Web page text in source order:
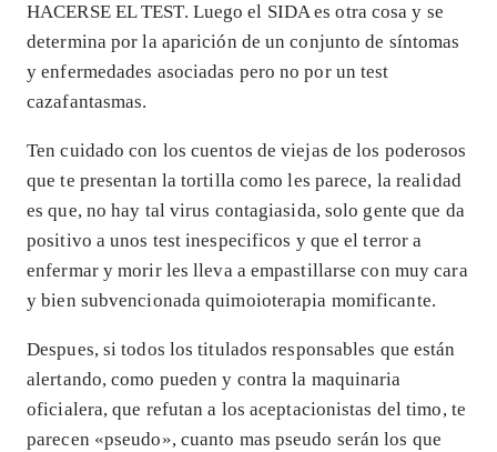
HACERSE EL TEST. Luego el SIDA es otra cosa y se
determina por la aparición de un conjunto de síntomas
y enfermedades asociadas pero no por un test
cazafantasmas.
Ten cuidado con los cuentos de viejas de los poderosos
que te presentan la tortilla como les parece, la realidad
es que, no hay tal virus contagiasida, solo gente que da
positivo a unos test inespecificos y que el terror a
enfermar y morir les lleva a empastillarse con muy cara
y bien subvencionada quimoioterapia momificante.
Despues, si todos los titulados responsables que están
alertando, como pueden y contra la maquinaria
oficialera, que refutan a los aceptacionistas del timo, te
parecen «pseudo», cuanto mas pseudo serán los que